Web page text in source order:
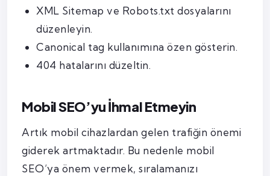
XML Sitemap ve Robots.txt dosyalarını
düzenleyin.
Canonical tag kullanımına özen gösterin.
404 hatalarını düzeltin.
Mobil SEO’yu İhmal Etmeyin
Artık mobil cihazlardan gelen trafiğin önemi
giderek artmaktadır. Bu nedenle mobil
SEO’ya önem vermek, sıralamanızı